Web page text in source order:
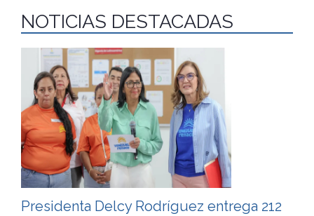
NOTICIAS DESTACADAS
Presidenta Delcy Rodríguez entrega 212